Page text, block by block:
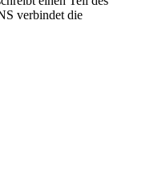
verbindet die